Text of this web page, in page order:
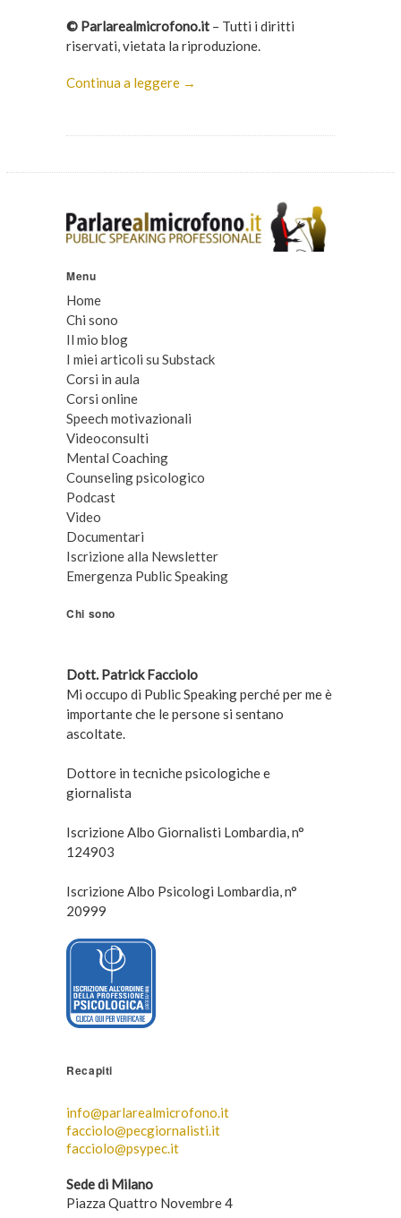
© Parlarealmicrofono.it– Tutti i diritti
riservati, vietata la riproduzione.
Continua a leggere →
Menu
Home
Chi sono
Il mio blog
I miei articoli su Substack
Corsi in aula
Corsi online
Speech motivazionali
Videoconsulti
Mental Coaching
Counseling psicologico
Podcast
Video
Documentari
Iscrizione alla Newsletter
Emergenza Public Speaking
Chi sono
Dott. Patrick Facciolo
Mi occupo di Public Speaking perché per me è
importante che le persone si sentano
ascoltate.
Dottore in tecniche psicologiche e
giornalista
Iscrizione Albo Giornalisti Lombardia, n°
124903
Iscrizione Albo Psicologi Lombardia, n°
20999
Recapiti
info@parlarealmicrofono.it
facciolo@pecgiornalisti.it
facciolo@psypec.it
Sede di Milano
Piazza Quattro Novembre 4